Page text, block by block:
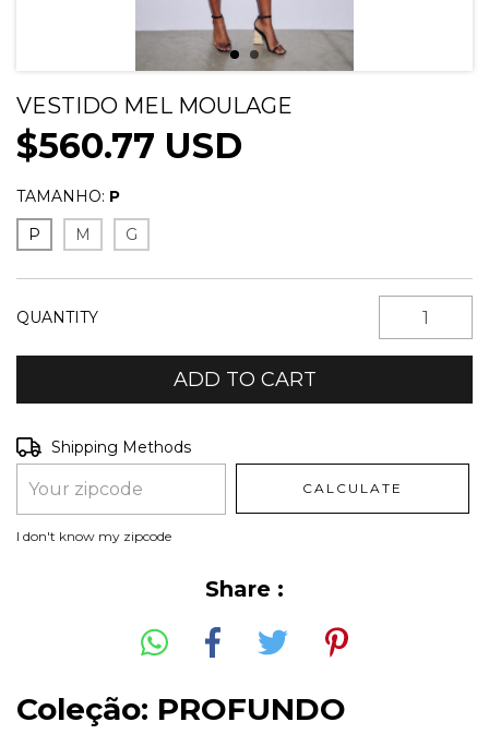
VESTIDO MEL MOULAGE
$560.77 USD
TAMANHO: P
P
M G
QUANTITY
Shipping for zipcode:
Shipping Methods
CALCULATE
I don't know my zipcode
Share :
Coleção: PROFUNDO